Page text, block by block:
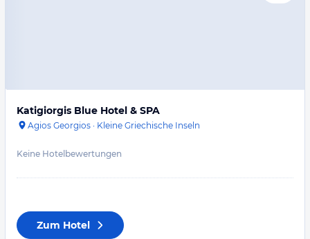
Katigiorgis Blue Hotel & SPA
Agios Georgios · Kleine Griechische Inseln
Keine Hotelbewertungen
Zum Hotel